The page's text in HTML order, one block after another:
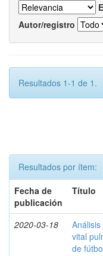
Autor/registro
Resultados 1-1 de 1.
Resultados por ítem:
Fecha de
publicación
Título
2020-03-18
vital
de